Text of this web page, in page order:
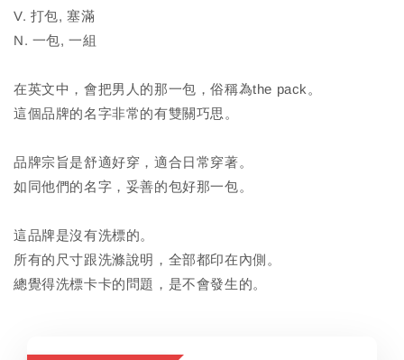
V. 打包, 塞滿
N. 一包, 一組
在英文中，會把男人的那一包，俗稱為the pack。
這個品牌的名字非常的有雙關巧思。
品牌宗旨是舒適好穿，適合日常穿著。
如同他們的名字，妥善的包好那一包。
這品牌是沒有洗標的。
所有的尺寸跟洗滌說明，全部都印在內側。
總覺得洗標卡卡的問題，是不會發生的。